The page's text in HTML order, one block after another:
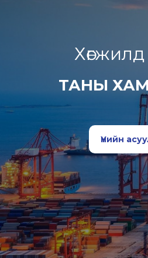
Хөгжилд
ТАНЫ
Үнийн